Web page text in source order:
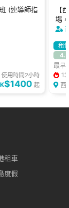
(連導師指
使用時間2小時
$1400 起
【
場
租
4.3
最早
西
租車
度假